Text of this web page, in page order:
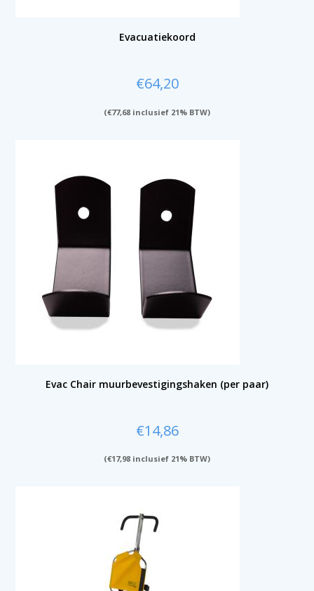
Evacuatiekoord
€64,20
(€77,68 inclusief 21% BTW)
Evac Chair muurbevestigingshaken (per paar)
€14,86
(€17,98 inclusief 21% BTW)